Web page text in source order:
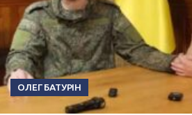
ОЛЕГ БАТУРІН